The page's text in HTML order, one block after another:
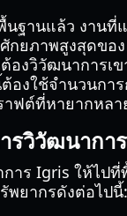
ฐานแล้ว งานที่
กยภาพสูงสุดของ
องวิวัฒนาการเข
องใช้จำนวนกา
ฟต์ที่หายากหลา
รวิวัฒนาการ
าร Igris ให้ไปที่
ยากรดังต่อไปนี้: